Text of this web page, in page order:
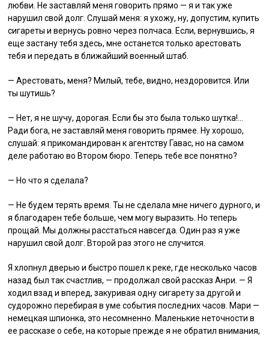
любви. Не заставляй меня говорить прямо — я и так уже
нарушил свой долг. Слушай меня: я ухожу, ну, допустим, купить
сигареты и вернусь ровно через полчаса. Если, вернувшись, я
еще застану тебя здесь, мне останется только арестовать
тебя и передать в ближайший военный штаб.
— Арестовать, меня? Милый, тебе, видно, нездоровится. Или
ты шутишь?
— Нет, я не шучу, дорогая. Если бы это была только шутка!…
Ради бога, не заставляй меня говорить прямее. Ну хорошо,
слушай: я прикомандирован к агентству Гавас, но на самом
деле работаю во Втором бюро. Теперь тебе все понятно?
— Но что я сделала?
— Не будем терять время. Ты не сделала мне ничего дурного, и
я благодарен тебе больше, чем могу выразить. Но теперь
прощай. Мы должны расстаться навсегда. Один раз я уже
нарушил свой долг. Второй раз этого не случится.
Я хлопнул дверью и быстро пошел к реке, где несколько часов
назад был так счастлив, — продолжал свой рассказ Анри. — Я
ходил взад и вперед, закуривая одну сигарету за другой и
судорожно перебирая в уме события последних часов. Мари —
немецкая шпионка, это несомненно. Маленькие неточности в
ее рассказе о себе, на которые прежде я не обратил внимания,